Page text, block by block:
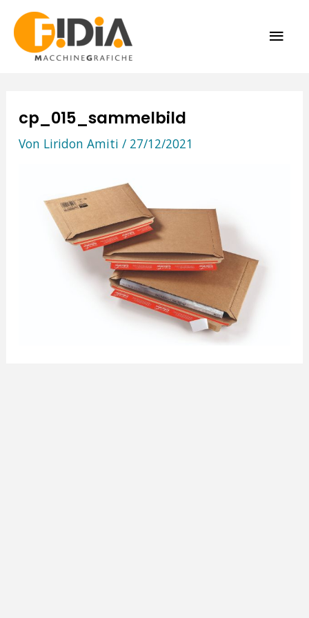
Zum
Inhalt
springen
cp_015_sammelbild
Von Liridon Amiti / 27/12/2021